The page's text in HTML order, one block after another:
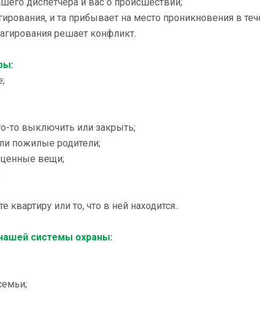
и та прибывает на место проникновения в
решает конфликт.
то выключить или закрыть;
пожилые родители;
ценные вещи;
или то, что в ней находится..
системы охраны: